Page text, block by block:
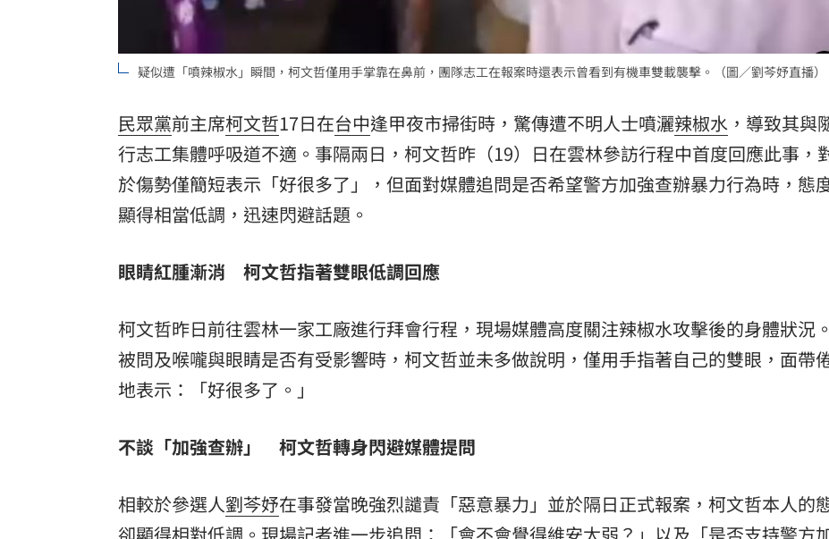
LIVE三立+24小時直播
三立iNEWS新聞台線上直播 18:00
台彩父親節推新刮刮樂千萬頭獎超「爸」氣
商場戰國來臨 台中「頂奢大道」逐漸成形 12:00
「拍片人的多重宇宙」職涯論壇9/12登場！ 10:30
理想混蛋號召粉絲跨海追星吃美食！ 18:15
疑似遭「噴辣椒水」瞬間，柯文哲僅用手掌靠在鼻前，團隊志工在報案時還表示曾看到有機車雙載襲擊。（圖／劉芩妤直播）
民眾黨前主席柯文哲17日在台中逢甲夜市掃街時，驚傳遭不明人士噴灑辣椒水 ，導致其與
行志工集體呼吸道不適。事隔兩日，柯文哲昨（19）日在雲林參訪行程中首度回應此事，
於傷勢僅簡短表示「好很多了」，但面對媒體追問是否希望警方加強查辦暴力行為時，態
顯得相當低調，迅速閃避話題。
眼睛紅腫漸消 柯文哲指著雙眼低調回應
柯文哲昨日前往雲林一家工廠進行拜會行程，現場媒體高度關注辣椒水攻擊後的身體狀況
被問及喉嚨與眼睛是否有受影響時，柯文哲並未多做說明，僅用手指著自己的雙眼，面帶
地表示：「好很多了。」
不談「加強查辦」 柯文哲轉身閃避媒體提問
相較於參選人劉芩妤在事發當晚強烈譴責「惡意暴力」並於隔日正式報案，柯文哲本人的